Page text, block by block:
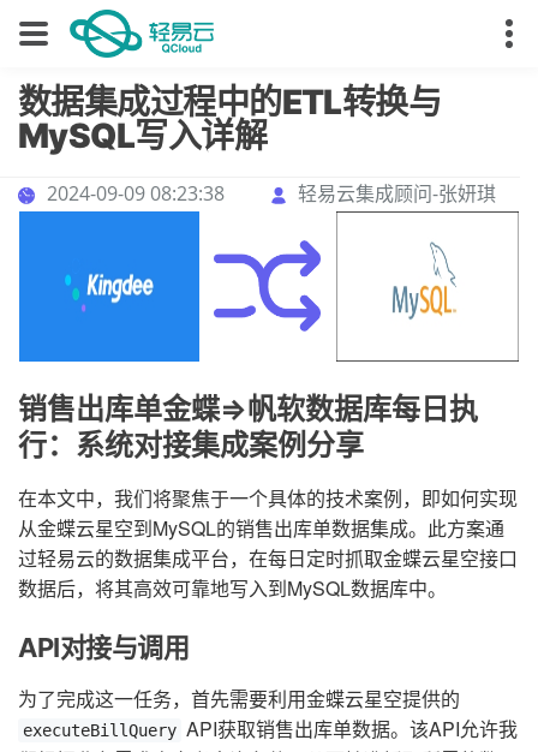
数据集成过程中的ETL转换与
MySQL写入详解
2024-09-09 08:23:38 轻易云集成顾问-张妍琪
销售出库单金蝶=>帆软数据库每日执
行：系统对接集成案例分享
在本文中，我们将聚焦于一个具体的技术案例，即如何实现
从金蝶云星空到MySQL的销售出库单数据集成。此方案通
过轻易云的数据集成平台，在每日定时抓取金蝶云星空接口
数据后，将其高效可靠地写入到MySQL数据库中。
API对接与调用
为了完成这一任务，首先需要利用金蝶云星空提供的
executeBillQuery API获取销售出库单数据。该API允许我